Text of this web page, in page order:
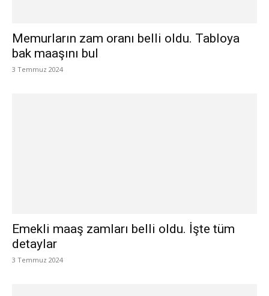
Memurların zam oranı belli oldu. Tabloya
bak maaşını bul
3 Temmuz 2024
Emekli maaş zamları belli oldu. İşte tüm
detaylar
3 Temmuz 2024